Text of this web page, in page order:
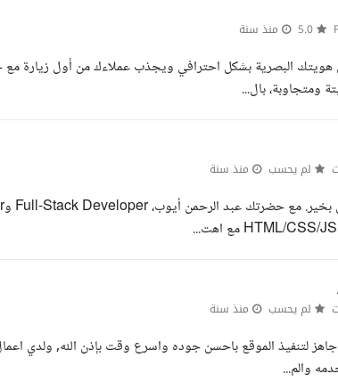
منذ سنة
البصرية بشكل احترافي ويجذب عملاءك من أول زيارة مع
ومتجاوبة، بال...
لم يحسب منذ سنة
لم يحسب منذ سنة
لتنفيذ الموقع باحسن جوده واسرع وقت بإذن الله, ولدي
والم...